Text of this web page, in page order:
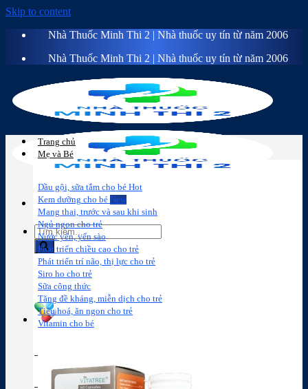
Skip to content
Nhà Thuốc Minh Thi 2 | Nhà thuốc uy tín từ năm 2006
Nhà Thuốc Minh Thi 2 | Nhà thuốc uy tín từ năm 2006
Sữa công
thức
Thành phần thuốc
Trang chủ
Mẹ và Bé
Dầu gội, sữa tắm cho bé
Kem dưỡng cho bé
Mang thai, trước và sau khi sinh
Ngủ ngon cho trẻ
Nước yến, yến sào
Phát triển chiều cao cho trẻ
Phát triển trí não, thị lực cho trẻ
Siro ho cho trẻ
Sữa công thức
Tăng đề kháng, miễn dịch cho trẻ
Tiêu hoá, ăn ngon cho trẻ
Vitamin cho bé